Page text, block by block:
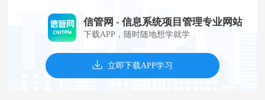
信管网 - 信息系统项目管理专业网站
下载APP，随时随地想学就学
立即下载APP学习